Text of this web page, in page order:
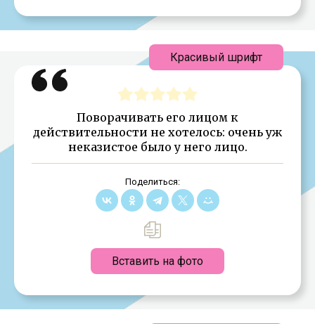
Поворачивать его лицом к
действительности не хотелось: очень уж
неказистое было у него лицо.
Поделиться:
Вставить на фото
Красивый шрифт